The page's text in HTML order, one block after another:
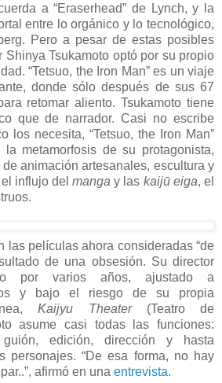
a “Eraserhead” de Lynch, y la
entre lo orgánico y lo tecnológico,
Pero a pesar de estas posibles
Shinya Tsukamoto optó por su propio
“Tetsuo, the Iron Man” es un viaje
donde sólo después de sus 67
retomar aliento. Tsukamoto tiene
que de narrador. Casi no escribe
los necesita, “Tetsuo, the Iron Man”
metamorfosis de su protagonista,
animación artesanales, escultura y
el influjo delmanga y las kaijū eiga, el
las películas ahora consideradas “de
de una obsesión. Su director
por varios años, ajustado a
y bajo el riesgo de su propia
Kaijyu Theater(Teatro de
asume casi todas las funciones:
guión, edición, dirección y hasta
personajes. “De esa forma, no hay
afirmó en una entrevista.